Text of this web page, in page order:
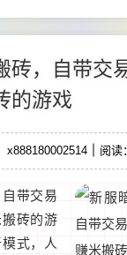
到和工
塘看广
宝石回
砖，自带交
的游戏
x888180002514 阅读
带交易
砖的游
式，人